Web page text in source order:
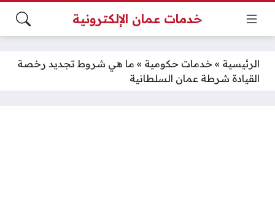
خدمات عمان الإلكترونية
الرئيسية » خدمات حكومية » ما هي شروط تجديد رخصة
القيادة شرطة عمان السلطانية